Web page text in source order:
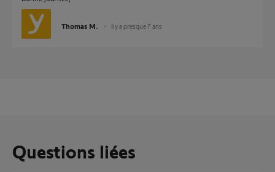
Thomas M. il y a presque 7 ans
Questions liées